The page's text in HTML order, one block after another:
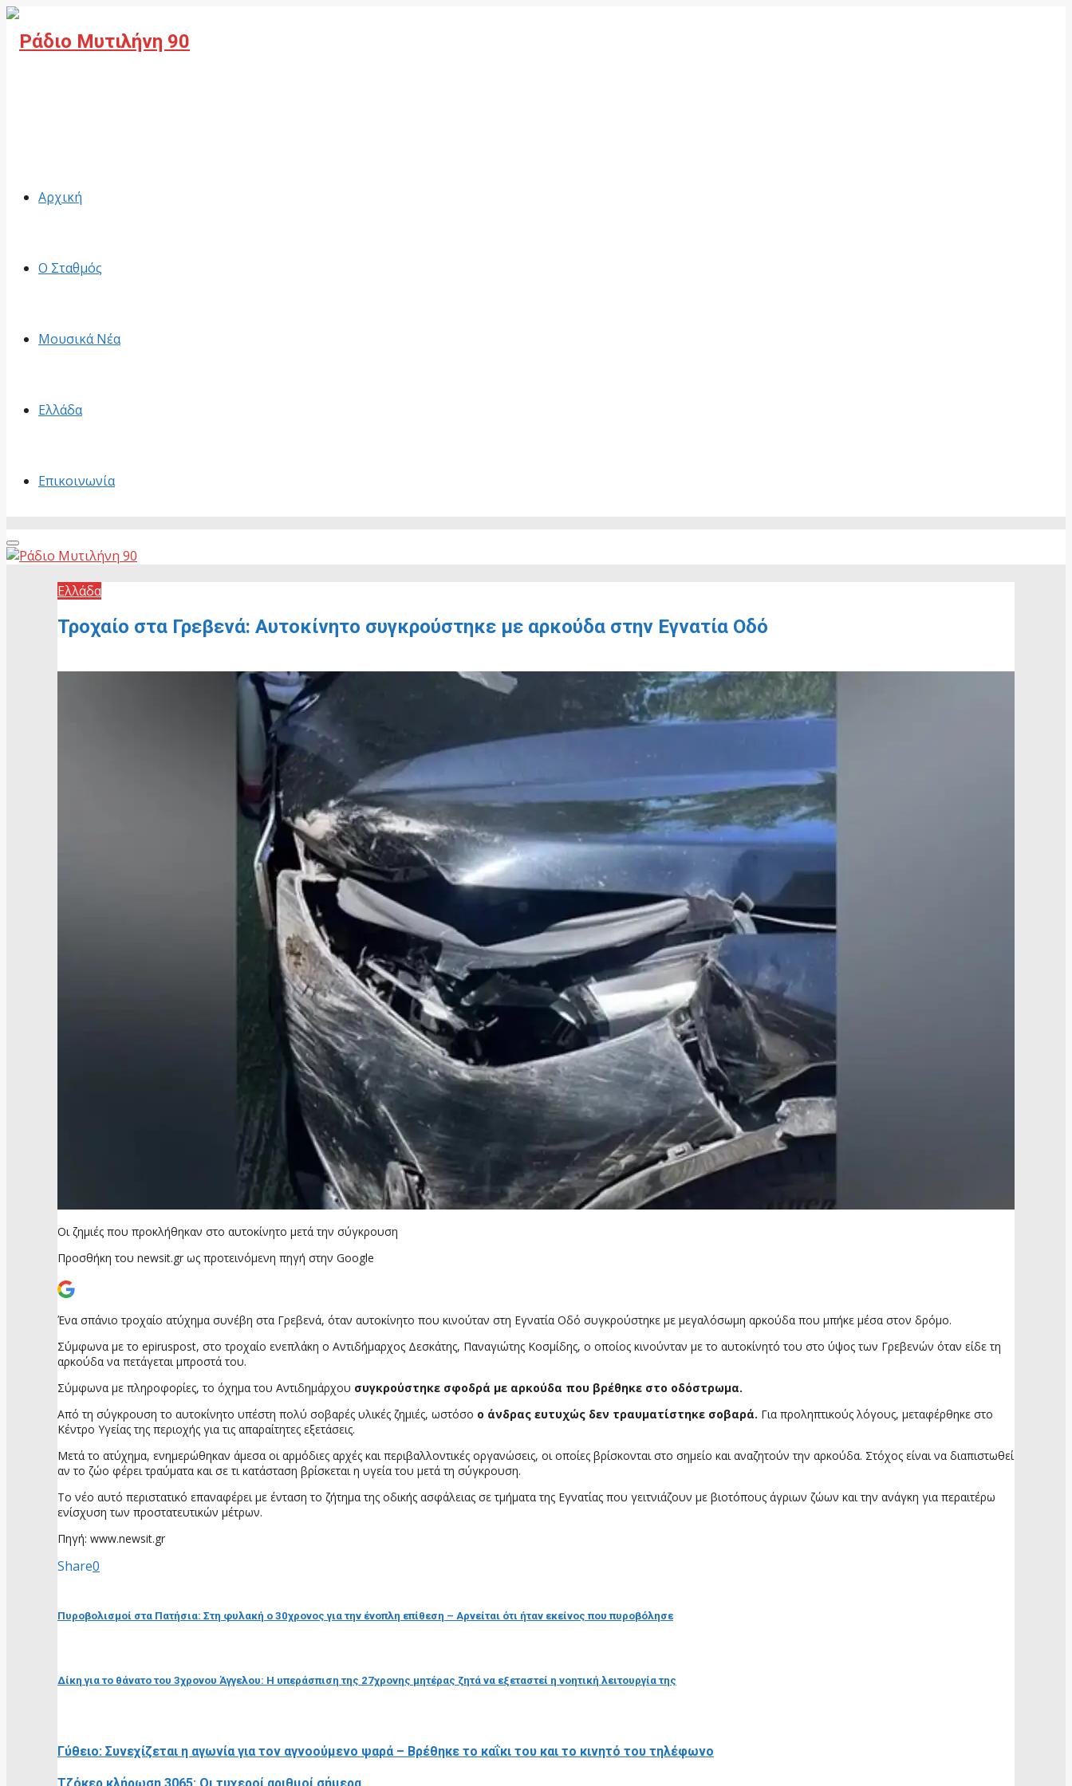
Αρχική
Ο Σταθμός
Μουσικά Νέα
Ελλάδα
Επικοινωνία
Primary
Menu
Ελλάδα
Τροχαίο στα Γρεβενά: Αυτοκίνητο συγκρούστηκε με αρκούδα στην Εγνατία Οδό
Οι ζημιές που προκλήθηκαν στο αυτοκίνητο μετά την σύγκρουση
Προσθήκη του newsit.gr ως προτεινόμενη πηγή στην Google
Ένα σπάνιο τροχαίο ατύχημα συνέβη στα Γρεβενά, όταν αυτοκίνητο που κινούταν στη Εγνατία Οδό συγκρούστηκε με μεγαλόσωμη αρκούδα που μπήκε μέσα στον δρόμο.
Σύμφωνα με το epiruspost, στο τροχαίο ενεπλάκη ο Αντιδήμαρχος Δεσκάτης, Παναγιώτης Κοσμίδης, ο οποίος κινούνταν με το αυτοκίνητό του στο ύψος των Γρεβενών όταν είδε τη
αρκούδα να πετάγεται μπροστά του.
Σύμφωνα με πληροφορίες, το όχημα του Αντιδημάρχου συγκρούστηκε σφοδρά με αρκούδα που βρέθηκε στο οδόστρωμα.
Από τη σύγκρουση το αυτοκίνητο υπέστη πολύ σοβαρές υλικές ζημιές, ωστόσο ο άνδρας ευτυχώς δεν τραυματίστηκε σοβαρά. Για προληπτικούς λόγους, μεταφέρθηκε στο
Κέντρο Υγείας της περιοχής για τις απαραίτητες εξετάσεις.
Μετά το ατύχημα, ενημερώθηκαν άμεσα οι αρμόδιες αρχές και περιβαλλοντικές οργανώσεις, οι οποίες βρίσκονται στο σημείο και αναζητούν την αρκούδα. Στόχος είναι να διαπιστωθεί
αν το ζώο φέρει τραύματα και σε τι κατάσταση βρίσκεται η υγεία του μετά τη σύγκρουση.
Το νέο αυτό περιστατικό επαναφέρει με ένταση το ζήτημα της οδικής ασφάλειας σε τμήματα της Εγνατίας που γειτνιάζουν με βιοτόπους άγριων ζώων και την ανάγκη για περαιτέρω
ενίσχυση των προστατευτικών μέτρων.
Πηγή: www.newsit.gr
Share0
Πυροβολισμοί στα Πατήσια: Στη φυλακή ο 30χρονος για την ένοπλη επίθεση – Αρνείται ότι ήταν εκείνος που πυροβόλησε
Δίκη για το θάνατο του 3χρονου Άγγελου: Η υπεράσπιση της 27χρονης μητέρας ζητά να εξεταστεί η νοητική λειτουργία της
Γύθειο: Συνεχίζεται η αγωνία για τον αγνοούμενο ψαρά – Βρέθηκε το καΐκι του και το κινητό του τηλέφωνο